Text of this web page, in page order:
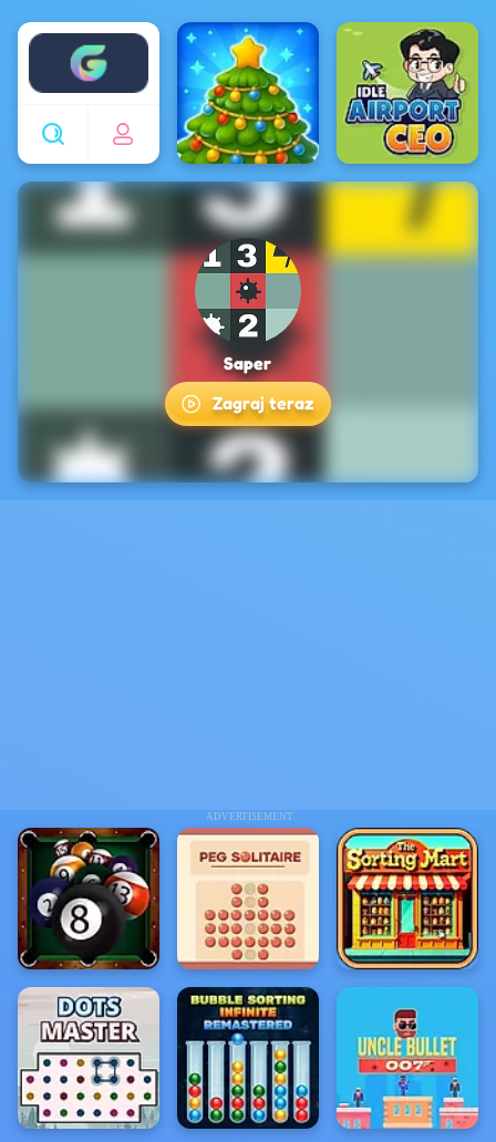
Enjoy4fun
ADVERTISEMENT
Saper
Zagraj teraz